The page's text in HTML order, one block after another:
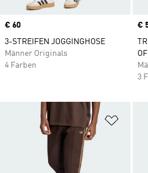
Price
€ 60
3-STREIFEN JOGGINGHOSE
Männer Originals
4 Farben
€
3
Zur